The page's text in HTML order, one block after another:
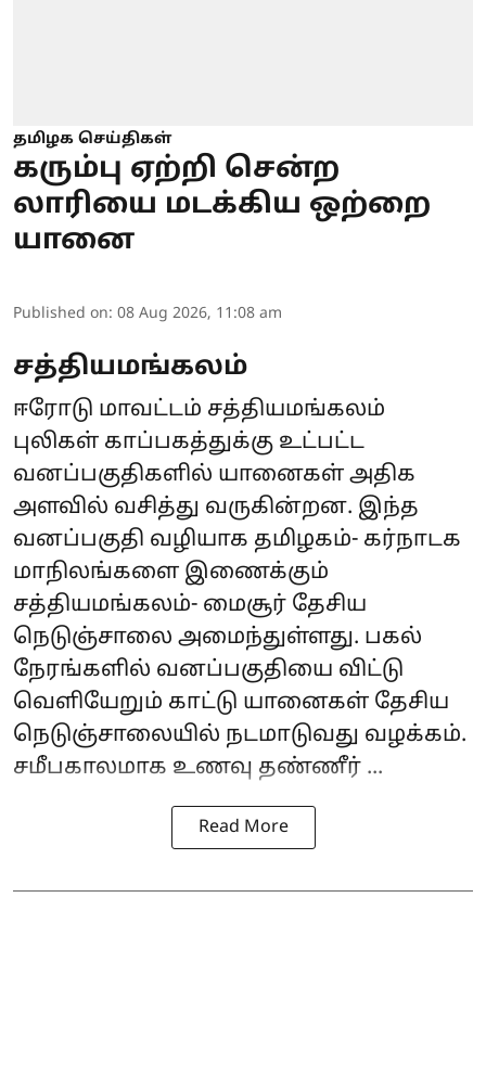
தமிழக செய்திகள்
கரும்பு ஏற்றி சென்ற
லாரியை மடக்கிய ஒற்றை
யானை
Published on: 08 Aug 2026, 11:08 am
சத்தியமங்கலம்
ஈரோடு மாவட்டம் சத்தியமங்கலம்
புலிகள் காப்பகத்துக்கு உட்பட்ட
வனப்பகுதிகளில் யானைகள் அதிக
அளவில் வசித்து வருகின்றன. இந்த
வனப்பகுதி வழியாக தமிழகம்- கர்நாடக
மாநிலங்களை இணைக்கும்
சத்தியமங்கலம்- மைசூர் தேசிய
நெடுஞ்சாலை அமைந்துள்ளது. பகல்
நேரங்களில் வனப்பகுதியை விட்டு
வெளியேறும் காட்டு யானைகள் தேசிய
நெடுஞ்சாலையில் நடமாடுவது வழக்கம்.
சமீபகாலமாக உணவு தண்ணீர் ...
Read More